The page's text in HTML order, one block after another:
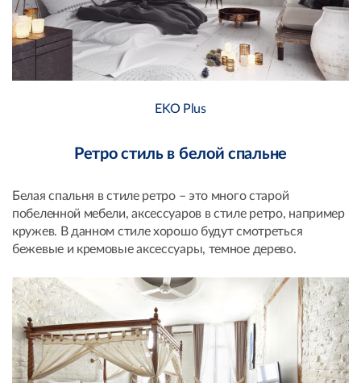
ЕKO Plus
Ретро стиль в белой спальне
Белая спальня в стиле ретро – это много старой
побеленной мебели, аксессуаров в стиле ретро, например
кружев. В данном стиле хорошо будут смотреться
бежевые и кремовые аксессуары, темное дерево.